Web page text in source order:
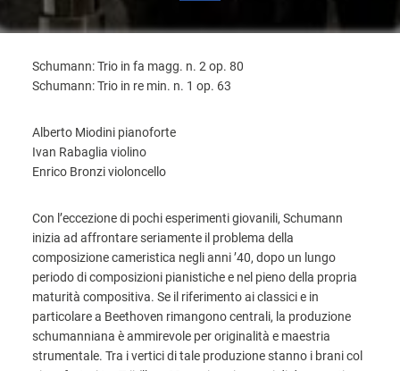
Schumann: Trio in fa magg. n. 2 op. 80
Schumann: Trio in re min. n. 1 op. 63
Alberto Miodini pianoforte
Ivan Rabaglia violino
Enrico Bronzi violoncello
Con l’eccezione di pochi esperimenti giovanili, Schumann
inizia ad affrontare seriamente il problema della
composizione cameristica negli anni ’40, dopo un lungo
periodo di composizioni pianistiche e nel pieno della propria
maturità compositiva. Se il riferimento ai classici e in
particolare a Beethoven rimangono centrali, la produzione
schumanniana è ammirevole per originalità e maestria
strumentale. Tra i vertici di tale produzione stanno i brani col